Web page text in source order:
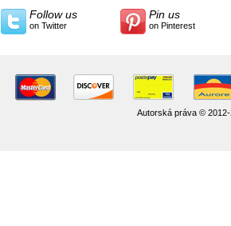
Follow us
on Twitter
Pin us
on Pinterest
Autorská práva ©